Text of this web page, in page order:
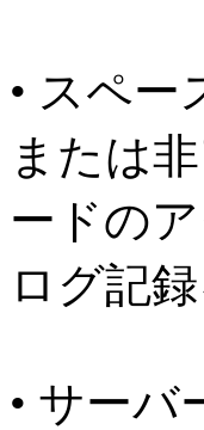
• スペ
または
ードの
ログ記
• サーバ